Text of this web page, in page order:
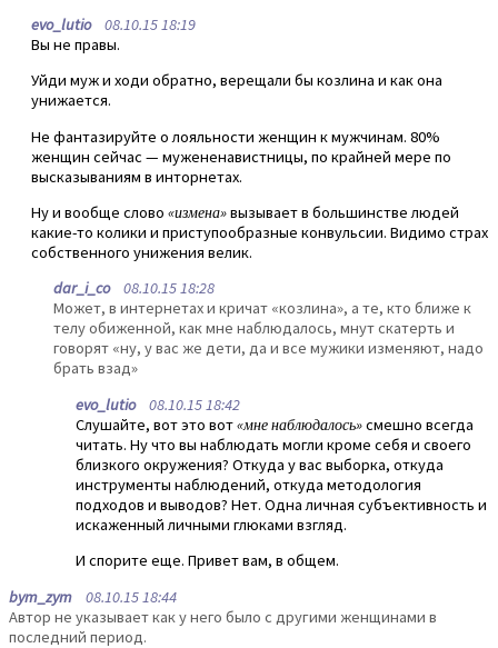
evo_lutio08.10.15 18:19
Вы не правы.
Уйди муж и ходи обратно, верещали бы козлина и как она
унижается.
Не фантазируйте о лояльности женщин к мужчинам. 80%
женщин сейчас — мужененавистницы, по крайней мере по
высказываниям в инторнетах.
Ну и вообще слово «измена»вызывает в большинстве людей
какие-то колики и приступообразные конвульсии. Видимо страх
собственного унижения велик.
dar_i_co08.10.15 18:28
Может, в интернетах и кричат «козлина», а те, кто ближе к
телу обиженной, как мне наблюдалось, мнут скатерть и
говорят «ну, у вас же дети, да и все мужики изменяют, надо
брать взад»
evo_lutio08.10.15 18:42
Слушайте, вот это вот«мне наблюдалось»смешно всегда
читать. Ну что вы наблюдать могли кроме себя и своего
близкого окружения? Откуда у вас выборка, откуда
инструменты наблюдений, откуда методология
подходов и выводов? Нет. Одна личная субъективность и
искаженный личными глюками взгляд.
И спорите еще. Привет вам, в общем.
bym_zym 08.10.15 18:44
Автор не указывает как у него было с другими женщинами в
последний период.